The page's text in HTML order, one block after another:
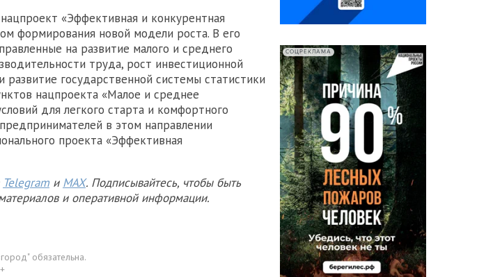
«Эффективная и конкурентная
формирования новой модели роста. В его
на развитие малого и среднего
труда, рост инвестиционной
развитие государственной системы статистики
нацпроекта «Малое и среднее
для легкого старта и комфортного
в этом направлении
проекта «Эффективная
Telegram и MAX. Подписывайтесь, чтобы быть
и оперативной информации.
обязательна.
СОЦРЕКЛАМА